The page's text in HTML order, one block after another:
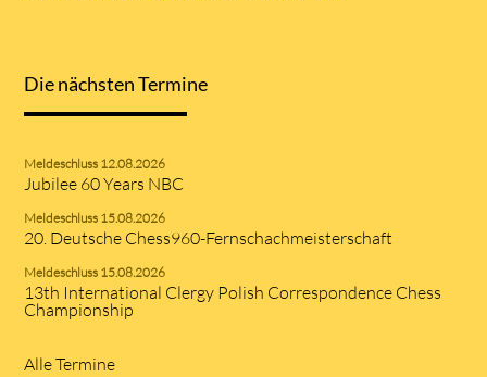
Die nächsten Termine
Meldeschluss 12.08.2026
Jubilee 60 Years NBC
Meldeschluss 15.08.2026
20. Deutsche Chess960-Fernschachmeisterschaft
Meldeschluss 15.08.2026
13th International Clergy Polish Correspondence Chess
Championship
Alle Termine